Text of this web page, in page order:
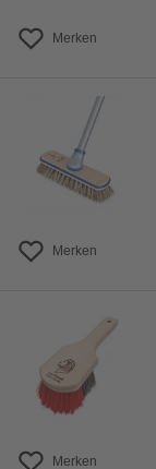
Merken
Merken
Merken